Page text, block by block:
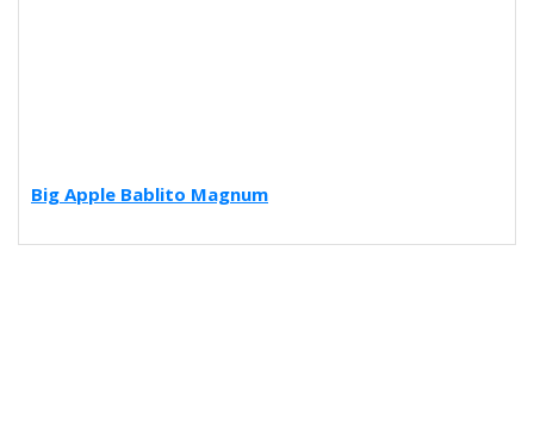
Big Apple Bablito Magnum